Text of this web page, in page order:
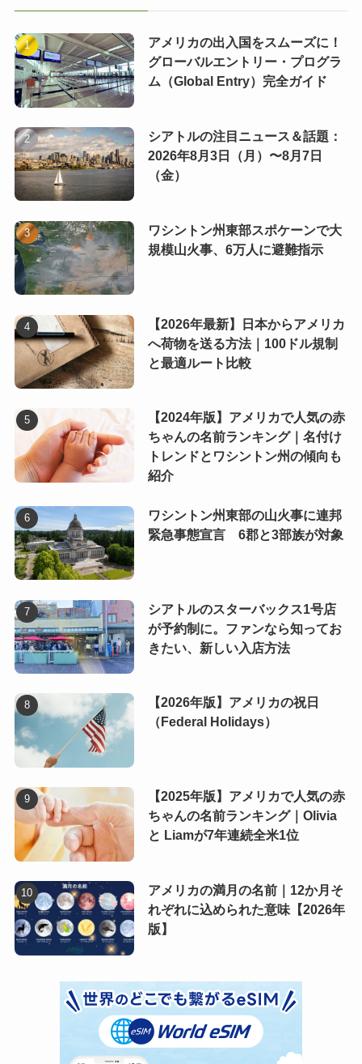
アメリカの出入国をスムーズに！
グローバルエントリー・プログラ
ム（Global Entry）完全ガイド
シアトルの注目ニュース＆話題：
2026年8月3日（月）〜8月7日
（金）
ワシントン州東部スポケーンで大
規模山火事、6万人に避難指示
【2026年最新】日本からアメリカ
へ荷物を送る方法｜100ドル規制
と最適ルート比較
【2024年版】アメリカで人気の赤
ちゃんの名前ランキング｜名付け
トレンドとワシントン州の傾向も
紹介
ワシントン州東部の山火事に連邦
緊急事態宣言 6郡と3部族が対象
シアトルのスターバックス1号店
が予約制に。ファンなら知ってお
きたい、新しい入店方法
【2026年版】アメリカの祝日
（Federal Holidays）
【2025年版】アメリカで人気の赤
ちゃんの名前ランキング｜Olivia
と Liamが7年連続全米1位
アメリカの満月の名前｜12か月そ
れぞれに込められた意味【2026年
版】